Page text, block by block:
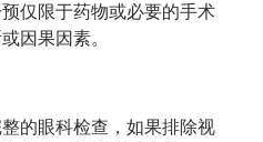
仅限于药物或必要的手术
因果因素。
的眼科检查，如果排除视